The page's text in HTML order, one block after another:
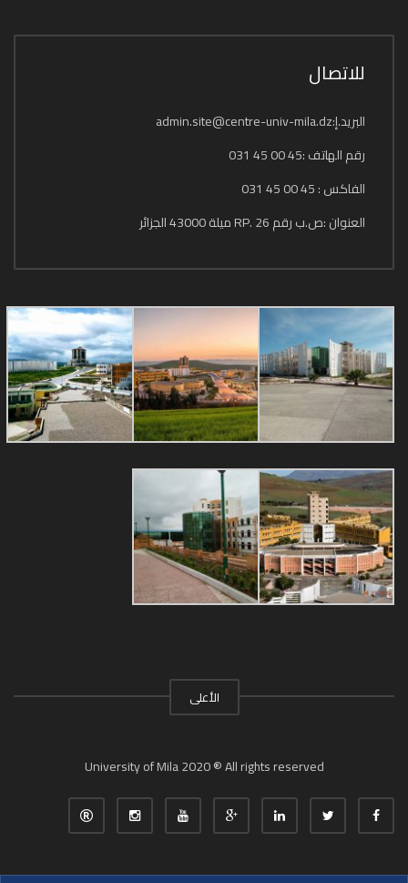
للاتصال
البريد.إ:admin.site@centre-univ-mila.dz
رقم الهاتف :45 00 45 031
الفاكس : 45 00 45 031
العنوان :ص.ب رقم 26 .RP ميلة 43000 الجزائر
الأعلى
University of Mila 2020 ® All rights reserved